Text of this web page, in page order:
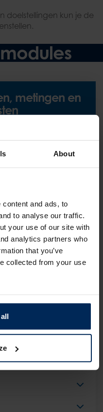
About
and ads, to
to analyse our traffic.
your use of our site with
analytics partners who
that you’ve
collected from your use
doelstellingen kun je de
metingen en
& leefstijl
diabetesprofiel